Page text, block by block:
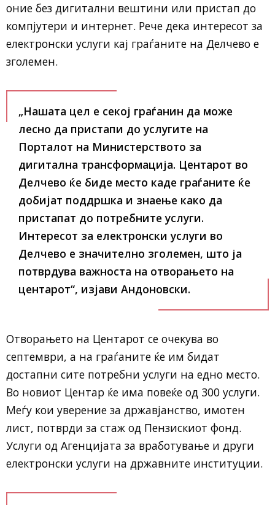
оние без дигитални вештини или пристап до
компјутери и интернет. Рече дека интересот за
електронски услуги кај граѓаните на Делчево е
зголемен.
„Нашата цел е секој граѓанин да може
лесно да пристапи до услугите на
Порталот на Министерството за
дигитална трансформација. Центарот во
Делчево ќе биде место каде граѓаните ќе
добијат поддршка и знаење како да
пристапат до потребните услуги.
Интересот за електронски услуги во
Делчево е значително зголемен, што ја
потврдува важноста на отворањето на
центарот“, изјави Андоновски.
Отворањето на Центарот се очекува во
септември, а на граѓаните ќе им бидат
достапни сите потребни услуги на едно место.
Во новиот Центар ќе има повеќе од 300 услуги.
Меѓу кои уверение за државјанство, имотен
лист, потврди за стаж од Пензискиот фонд.
Услуги од Агенцијата за вработување и други
електронски услуги на државните институции.